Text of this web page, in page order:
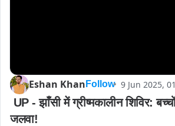
Eshan Khan Follow 9 Jun 2025,
UP - झाँसी में ग्रीष्मकालीन शिविर:
जलवा!